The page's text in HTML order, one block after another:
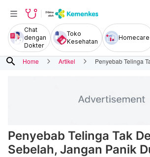
Chat
dengan
Dokter
Toko
Kesehatan
Homecare
search Home Artikel Penyebab Telinga
Penyebab Telinga Tak
Sebelah, Jangan Panik